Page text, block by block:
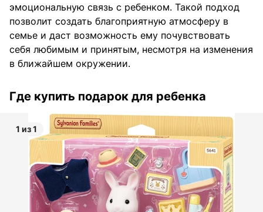
эмоциональную связь с ребенком. Такой подход
позволит создать благоприятную атмосферу в
семье и даст возможность ему почувствовать
себя любимым и принятым, несмотря на изменения
в ближайшем окружении.
Где купить подарок для ребенка
1 из 1